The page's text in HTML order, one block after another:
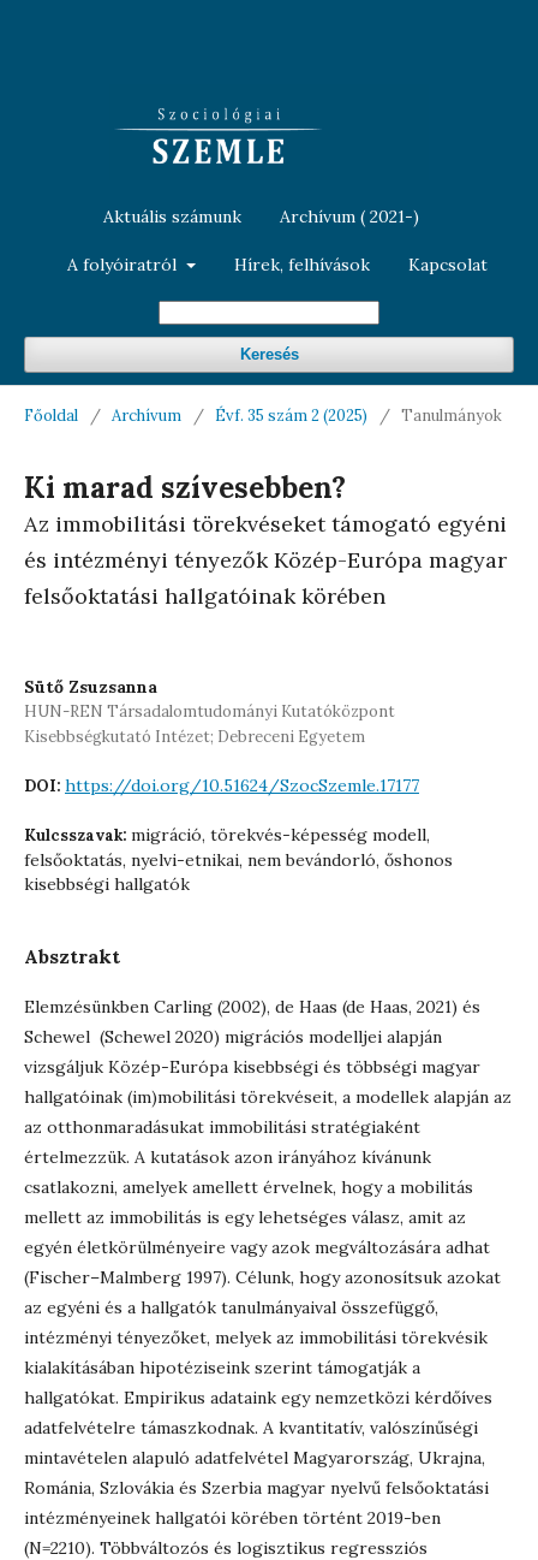
Aktuális számunk Archívum ( 2021-)
A folyóiratról Hírek, felhívások Kapcsolat
Keresés
Főoldal / Archívum / Évf. 35 szám 2 (2025) / Tanulmányok
Ki marad szívesebben?
Az immobilitási törekvéseket támogató egyéni
és intézményi tényezők Közép-Európa magyar
felsőoktatási hallgatóinak körében
Sütő Zsuzsanna
HUN-REN Társadalomtudományi Kutatóközpont
Kisebbségkutató Intézet; Debreceni Egyetem
DOI: https://doi.org/10.51624/SzocSzemle.17177
Kulcsszavak: migráció, törekvés-képesség modell,
felsőoktatás, nyelvi-etnikai, nem bevándorló, őshonos
kisebbségi hallgatók
Absztrakt
Elemzésünkben Carling (2002), de Haas (de Haas, 2021) és
Schewel (Schewel 2020) migrációs modelljei alapján
vizsgáljuk Közép-Európa kisebbségi és többségi magyar
hallgatóinak (im)mobilitási törekvéseit, a modellek alapján az
az otthonmaradásukat immobilitási stratégiaként
értelmezzük. A kutatások azon irányához kívánunk
csatlakozni, amelyek amellett érvelnek, hogy a mobilitás
mellett az immobilitás is egy lehetséges válasz, amit az
egyén életkörülményeire vagy azok megváltozására adhat
(Fischer–Malmberg 1997). Célunk, hogy azonosítsuk azokat
az egyéni és a hallgatók tanulmányaival összefüggő,
intézményi tényezőket, melyek az immobilitási törekvésik
kialakításában hipotéziseink szerint támogatják a
hallgatókat. Empirikus adataink egy nemzetközi kérdőíves
adatfelvételre támaszkodnak. A kvantitatív, valószínűségi
mintavételen alapuló adatfelvétel Magyarország, Ukrajna,
Románia, Szlovákia és Szerbia magyar nyelvű felsőoktatási
intézményeinek hallgatói körében történt 2019-ben
(N=2210). Többváltozós és logisztikus regressziós